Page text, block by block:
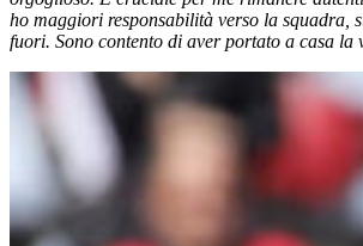
ho maggiori responsabilità verso la squadra,
fuori. Sono contento di aver portato a casa la